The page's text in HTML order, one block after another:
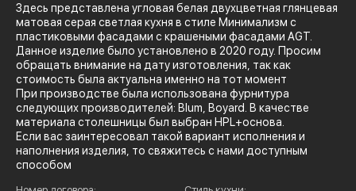
Здесь представлена угловая белая двухцветная глянцевая
матовая серая светлая кухня в стиле Минимализм с
пластиковыми фасадами с крашеными фасадами AGT.
Данное изделие было установлено в 2020 году. Просим
обращать внимание на дату изготовления, так как
стоимость была актуальна именно на тот момент
При производстве была использована фурнитура
следующих производителей: Blum, Boyard. В качестве
материала столешницы был выбран HPL+основа.
Если вас заинтересовал такой вариант исполнения и
наполнения изделия, то свяжитесь с нами доступным
способом